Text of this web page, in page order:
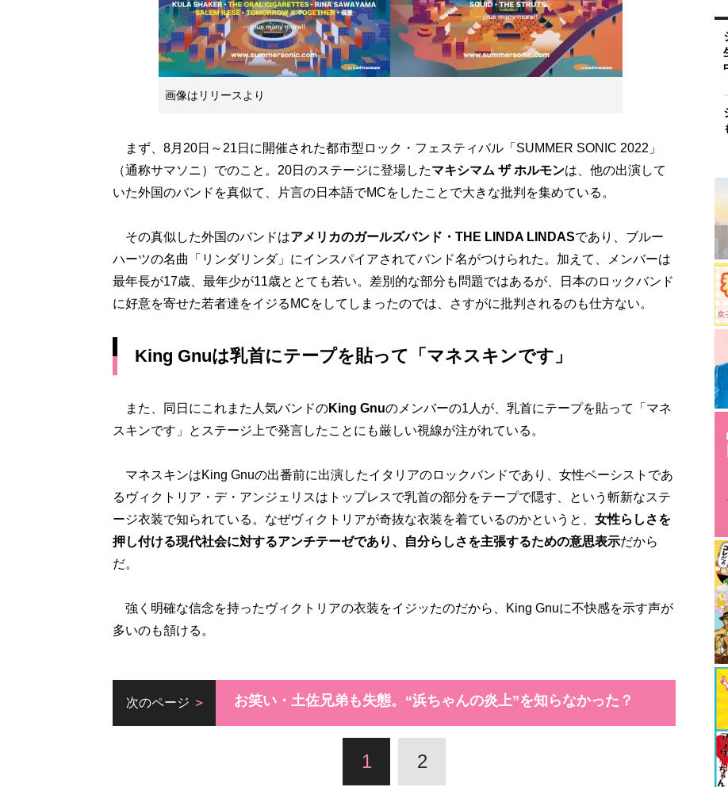
画像はリリースより
まず、8月20日～21日に開催された都市型ロック・フェスティバル「SUMMER SONIC 2022」
（通称サマソニ）でのこと。20日のステージに登場したマキシマム ザ ホルモンは、他の出演して
いた外国のバンドを真似て、片言の日本語でMCをしたことで大きな批判を集めている。
その真似した外国のバンドはアメリカのガールズバンド・THE LINDA LINDASであり、ブルー
ハーツの名曲「リンダリンダ」にインスパイアされてバンド名がつけられた。加えて、メンバーは
最年長が17歳、最年少が11歳ととても若い。差別的な部分も問題ではあるが、日本のロックバンド
に好意を寄せた若者達をイジるMCをしてしまったのでは、さすがに批判されるのも仕方ない。
King Gnuは乳首にテープを貼って「マネスキンです」
また、同日にこれまた人気バンドのKing Gnuのメンバーの1人が、乳首にテープを貼って「マネ
スキンです」とステージ上で発言したことにも厳しい視線が注がれている。
マネスキンはKing Gnuの出番前に出演したイタリアのロックバンドであり、女性ベーシストであ
るヴィクトリア・デ・アンジェリスはトップレスで乳首の部分をテープで隠す、という斬新なステ
ージ衣装で知られている。なぜヴィクトリアが奇抜な衣装を着ているのかというと、 女性らしさを
押し付ける現代社会に対するアンチテーゼであり、自分らしさを主張するための意思表示だから
だ。
強く明確な信念を持ったヴィクトリアの衣装をイジッたのだから、King Gnuに不快感を示す声が
多いのも頷ける。
次のページ お笑い・土佐兄弟も失態。“浜ちゃんの炎上”を知らなかった？
1 2